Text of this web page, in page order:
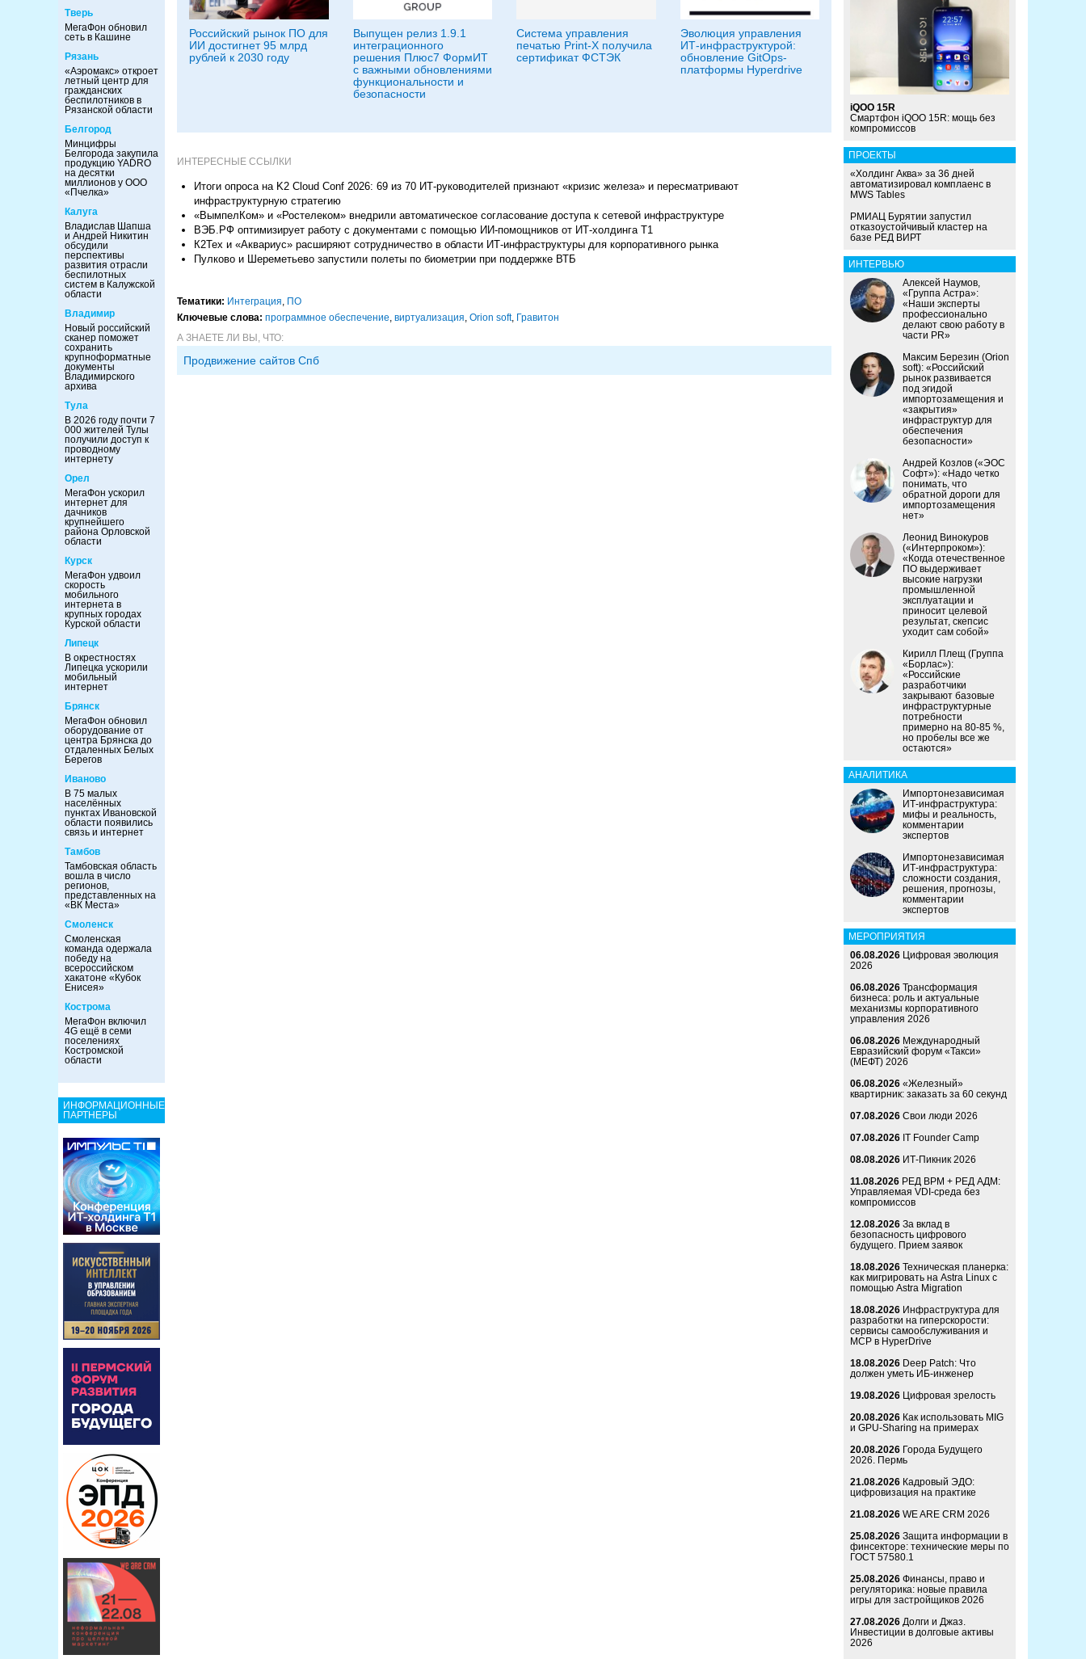
Тверь
МегаФон обновил
сеть в Кашине
Рязань
«Аэромакс» откроет
летный центр для
гражданских
беспилотников в
Рязанской области
Белгород
Минцифры
Белгорода закупила
продукцию YADRO
на десятки
миллионов у ООО
«Пчелка»
Калуга
Владислав Шапша
и Андрей Никитин
обсудили
перспективы
развития отрасли
беспилотных
систем в Калужской
области
Владимир
Новый российский
сканер поможет
сохранить
крупноформатные
документы
Владимирского
архива
Тула
В 2026 году почти 7
000 жителей Тулы
получили доступ к
проводному
интернету
Орел
МегаФон ускорил
интернет для
дачников
крупнейшего
района Орловской
области
Курск
МегаФон удвоил
скорость
мобильного
интернета в
крупных городах
Курской области
Липецк
В окрестностях
Липецка ускорили
мобильный
интернет
Брянск
МегаФон обновил
оборудование от
центра Брянска до
отдаленных Белых
Берегов
Иваново
В 75 малых
населённых
пунктах Ивановской
области появились
связь и интернет
Тамбов
Тамбовская область
вошла в число
регионов,
представленных на
«ВК Места»
Смоленск
Смоленская
команда одержала
победу на
всероссийском
хакатоне «Кубок
Енисея»
Кострома
МегаФон включил
4G ещё в семи
поселениях
Костромской
области
ИНФОРМАЦИОННЫЕ
ПАРТНЕРЫ
Российский рынок ПО для
ИИ достигнет 95 млрд
рублей к 2030 году
Выпущен релиз 1.9.1
интеграционного
решения Плюс7 ФормИТ
с важными обновлениями
функциональности и
безопасности
Система управления
печатью Print-X получила
сертификат ФСТЭК
Эволюция управления
ИТ-инфраструктурой:
обновление GitOps-
платформы Hyperdrive
ИНТЕРЕСНЫЕ ССЫЛКИ
Итоги опроса на K2 Cloud Conf 2026: 69 из 70 ИТ-руководителей признают «кризис железа» и пересматривают
инфраструктурную стратегию
«ВымпелКом» и «Ростелеком» внедрили автоматическое согласование доступа к сетевой инфраструктуре
ВЭБ.РФ оптимизирует работу с документами с помощью ИИ-помощников от ИТ-холдинга Т1
К2Тех и «Аквариус» расширяют сотрудничество в области ИТ-инфраструктуры для корпоративного рынка
Пулково и Шереметьево запустили полеты по биометрии при поддержке ВТБ
Тематики: Интеграция, ПО
Ключевые слова: программное обеспечение, виртуализация, Orion soft, Гравитон
А ЗНАЕТЕ ЛИ ВЫ, ЧТО:
Продвижение сайтов Спб
iQOO 15R
Смартфон iQOO 15R: мощь без
компромиссов
ПРОЕКТЫ
«Холдинг Аква» за 36 дней
автоматизировал комплаенс в
MWS Tables
РМИАЦ Бурятии запустил
отказоустойчивый кластер на
базе РЕД ВИРТ
ИНТЕРВЬЮ
Алексей Наумов,
«Группа Астра»:
«Наши эксперты
профессионально
делают свою работу в
части PR»
Максим Березин (Orion
soft): «Российский
рынок развивается
под эгидой
импортозамещения и
«закрытия»
инфраструктур для
обеспечения
безопасности»
Андрей Козлов («ЭОС
Софт»): «Надо четко
понимать, что
обратной дороги для
импортозамещения
нет»
Леонид Винокуров
(«Интерпроком»):
«Когда отечественное
ПО выдерживает
высокие нагрузки
промышленной
эксплуатации и
приносит целевой
результат, скепсис
уходит сам собой»
Кирилл Плещ (Группа
«Борлас»):
«Российские
разработчики
закрывают базовые
инфраструктурные
потребности
примерно на 80-85 %,
но пробелы все же
остаются»
АНАЛИТИКА
Импортонезависимая
ИТ-инфраструктура:
мифы и реальность,
комментарии
экспертов
Импортонезависимая
ИТ-инфраструктура:
сложности создания,
решения, прогнозы,
комментарии
экспертов
МЕРОПРИЯТИЯ
06.08.2026 Цифровая эволюция
2026
06.08.2026 Трансформация
бизнеса: роль и актуальные
механизмы корпоративного
управления 2026
06.08.2026 Международный
Евразийский форум «Такси»
(МЕФТ) 2026
06.08.2026 «Железный»
квартирник: заказать за 60 секунд
07.08.2026 Свои люди 2026
07.08.2026 IT Founder Camp
08.08.2026 ИТ-Пикник 2026
11.08.2026 РЕД ВРМ + РЕД АДМ:
Управляемая VDI-среда без
компромиссов
12.08.2026 За вклад в
безопасность цифрового
будущего. Прием заявок
18.08.2026 Техническая планерка:
как мигрировать на Astra Linux с
помощью Astra Migration
18.08.2026 Инфраструктура для
разработки на гиперскорости:
сервисы самообслуживания и
MCP в HyperDrive
18.08.2026 Deep Patch: Что
должен уметь ИБ-инженер
19.08.2026 Цифровая зрелость
20.08.2026 Как использовать MIG
и GPU-Sharing на примерах
20.08.2026 Города Будущего
2026. Пермь
21.08.2026 Кадровый ЭДО:
цифровизация на практике
21.08.2026 WE ARE CRM 2026
25.08.2026 Защита информации в
финсекторе: технические меры по
ГОСТ 57580.1
25.08.2026 Финансы, право и
регуляторика: новые правила
игры для застройщиков 2026
27.08.2026 Долги и Джаз.
Инвестиции в долговые активы
2026